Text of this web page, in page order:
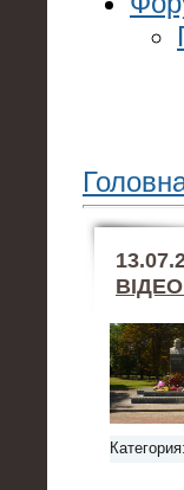
Категория: